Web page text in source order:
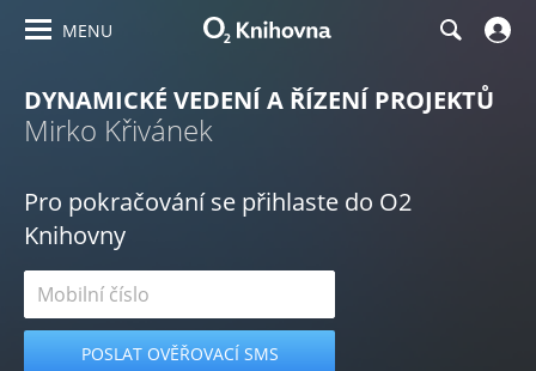
MENU
DYNAMICKÉ VEDENÍ A ŘÍZENÍ PROJEKTŮ
Mirko Křivánek
Pro pokračování se přihlaste do O2
Knihovny